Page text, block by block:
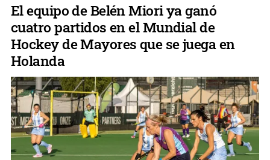
El equipo de Belén Miori ya ganó
cuatro partidos en el Mundial de
Hockey de Mayores que se juega en
Holanda